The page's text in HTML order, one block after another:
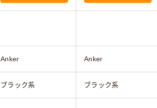
Anker Anker
ブラック系 ブラック系